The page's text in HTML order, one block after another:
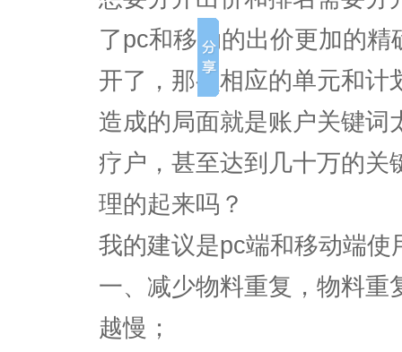
了pc和移动的出价更加的
开了，那么相应的单元和计
造成的局面就是账户关键词
疗户，甚至达到几十万的关
理的起来吗？
我的建议是pc端和移动端使
一、减少物料重复，物料重
越慢；